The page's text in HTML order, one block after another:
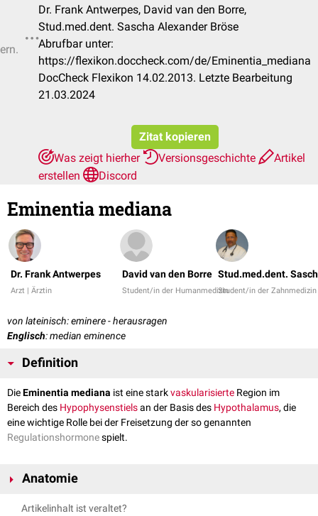
Dr. Frank Antwerpes, David van den Borre,
Stud.med.dent. Sascha Alexander Bröse
Abrufbar unter:
https://flexikon.doccheck.com/de/Eminentia_mediana
DocCheck Flexikon 14.02.2013. Letzte Bearbeitung
21.03.2024
Zitat kopieren
Was zeigt hierher
Versionsgeschichte
Artikel
erstellen
Discord
Eminentia mediana
Dr. Frank Antwerpes
Arzt | Ärztin
David van den Borre
Student/in der Humanmedizin
Stud.med.dent.
Student/in der Zahnmedizin
von lateinisch: eminere - herausragen
Englisch: median eminence
Definition
DieEminentia mediana ist eine starkvaskularisierte Region im
Bereich des Hypophysenstielsan der Basis des Hypothalamus, die
eine wichtige Rolle bei der Freisetzung der so genannten
Regulationshormonespielt.
Anatomie
Die Eminentia mediana wird
Artikelinhalt ist veraltet?